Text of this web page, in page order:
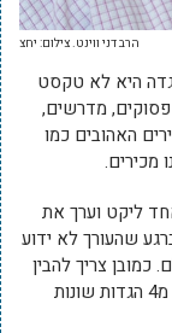
הרב דני ווינט. צילום: יחצ
היא לא טקסט
מדרשים,
האהובים כמו
מכירים.
ליקט וערך את
שהעורך לא ידוע
כמובן צריך להבין
את מהות המבנה של ההגדה. למעשה היא מורכבת מ4 הגדות שונות